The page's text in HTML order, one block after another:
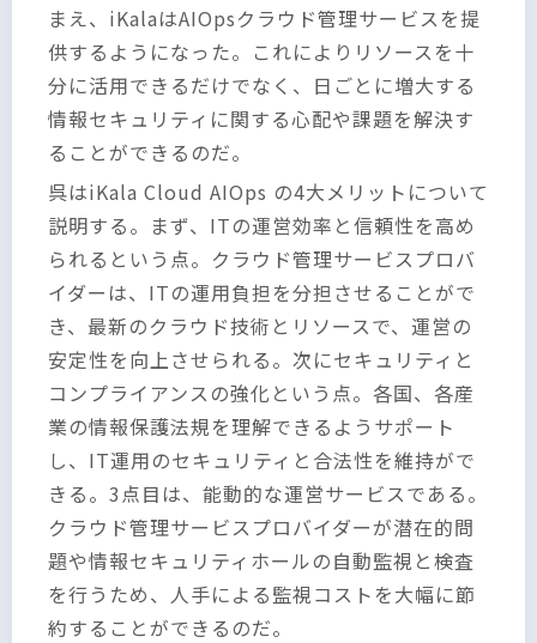
まえ、iKalaはAIOpsクラウド管理サービスを提
供するようになった。これによりリソースを十
分に活用できるだけでなく、日ごとに増大する
情報セキュリティに関する心配や課題を解決す
ることができるのだ。
呉はiKala Cloud AIOps の4大メリットについて
説明する。まず、ITの運営効率と信頼性を高め
られるという点。クラウド管理サービスプロバ
イダーは、ITの運用負担を分担させることがで
き、最新のクラウド技術とリソースで、運営の
安定性を向上させられる。次にセキュリティと
コンプライアンスの強化という点。各国、各産
業の情報保護法規を理解できるようサポート
し、IT運用のセキュリティと合法性を維持がで
きる。3点目は、能動的な運営サービスである。
クラウド管理サービスプロバイダーが潜在的問
題や情報セキュリティホールの自動監視と検査
を行うため、人手による監視コストを大幅に節
約することができるのだ。